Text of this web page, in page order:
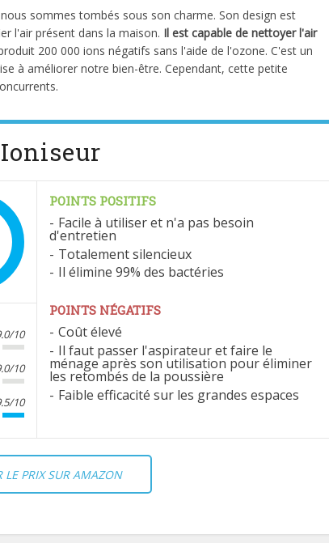
sommes tombés sous son charme. Son design est
l'air présent dans la maison. Il est capable de nettoyer l'air
200 000 ions négatifs sans l'aide de l'ozone. C'est un
à améliorer notre bien-être. Cependant, cette petite
10
10
10
POINTS POSITIFS
Facile à utiliser et n'a pas besoin
d'entretien
Totalement silencieux
Il élimine 99% des bactéries
POINTS NÉGATIFS
Coût élevé
Il faut passer l'aspirateur et faire le
ménage après son utilisation pour éliminer
les retombés de la poussière
Faible efficacité sur les grandes espaces
LE PRIX SUR AMAZON